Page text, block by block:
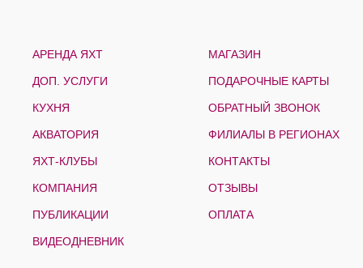
АРЕНДА ЯХТ
ДОП. УСЛУГИ
КУХНЯ
АКВАТОРИЯ
ЯХТ-КЛУБЫ
КОМПАНИЯ
ПУБЛИКАЦИИ
ВИДЕОДНЕВНИК
МАГАЗИН
ПОДАРОЧНЫЕ КАРТЫ
ОБРАТНЫЙ ЗВОНОК
ФИЛИАЛЫ В РЕГИОНАХ
КОНТАКТЫ
ОТЗЫВЫ
ОПЛАТА